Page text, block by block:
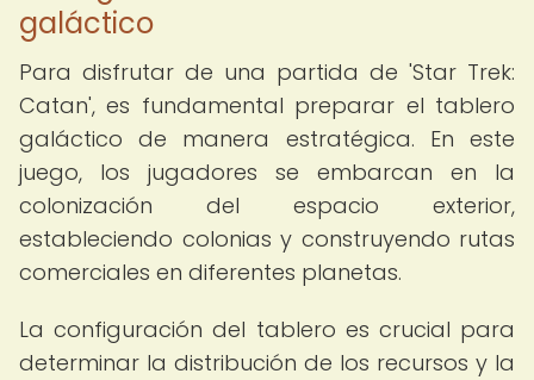
galáctico
Para disfrutar de una partida de 'Star Trek:
Catan', es fundamental preparar el tablero
galáctico de manera estratégica. En este
juego, los jugadores se embarcan en la
colonización del espacio exterior,
estableciendo colonias y construyendo rutas
comerciales en diferentes planetas.
La configuración del tablero es crucial para
determinar la distribución de los recursos y la